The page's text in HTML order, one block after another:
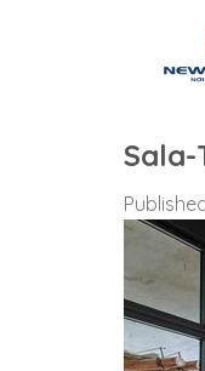
Sala-